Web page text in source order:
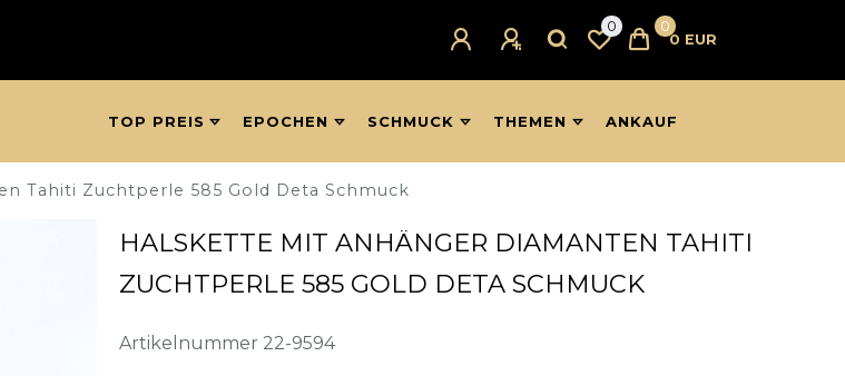
0
0
0 EUR
TOP PREIS EPOCHEN SCHMUCK THEMEN ANKAUF
Tahiti Zuchtperle 585 Gold Deta Schmuck
HALSKETTE MIT ANHÄNGER DIAMANTEN TAHITI
ZUCHTPERLE 585 GOLD DETA SCHMUCK
Artikelnummer 22-9594